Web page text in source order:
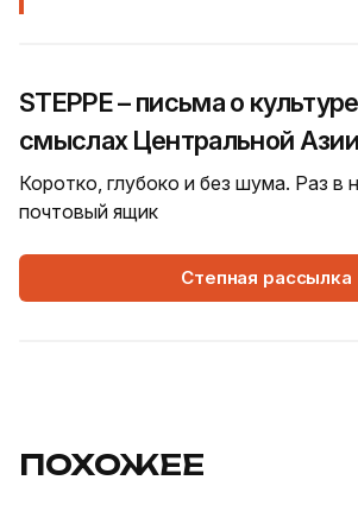
STEPPE – письма о
смыслах Центральной
Коротко, глубоко и без шума. Раз
почтовый ящик
Степная рассылка
ПОХОЖЕЕ